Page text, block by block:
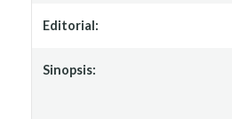
Editorial:
Sinopsis: